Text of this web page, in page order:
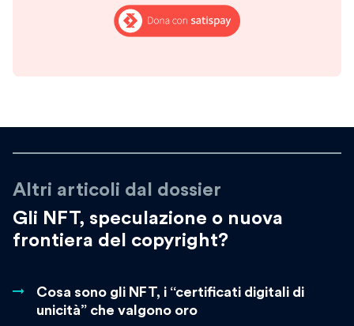
Altri articoli dal dossier
Gli NFT, speculazione o nuova
frontiera del copyright?
Cosa sono gli NFT, i “certificati digitali di
unicità” che valgono oro